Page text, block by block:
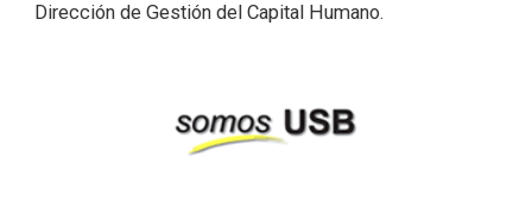
Dirección de Gestión del Capital Humano.